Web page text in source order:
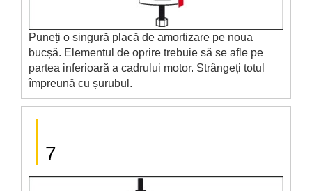
Puneți o singură placă de amortizare pe noua
bucșă. Elementul de oprire trebuie să se afle pe
partea inferioară a cadrului motor. Strângeți totul
împreună cu șurubul.
7